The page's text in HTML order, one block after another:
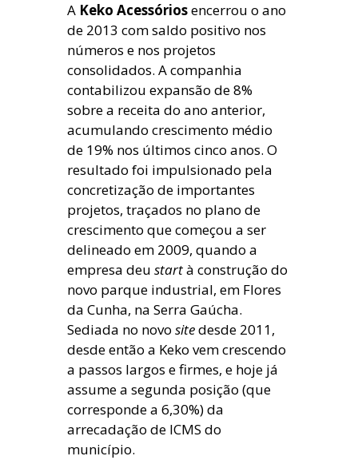
A Keko Acessóriosencerrou o ano
de 2013 com saldo positivo nos
números e nos projetos
consolidados. A companhia
contabilizou expansão de 8%
sobre a receita do ano anterior,
acumulando crescimento médio
de 19% nos últimos cinco anos. O
resultado foi impulsionado pela
concretização de importantes
projetos, traçados no plano de
crescimento que começou a ser
delineado em 2009, quando a
empresa deu startà construção do
novo parque industrial, em Flores
da Cunha, na Serra Gaúcha.
Sediada no novo sitedesde 2011,
desde então a Keko vem crescendo
a passos largos e firmes, e hoje já
assume a segunda posição (que
corresponde a 6,30%) da
arrecadação de ICMS do
município.